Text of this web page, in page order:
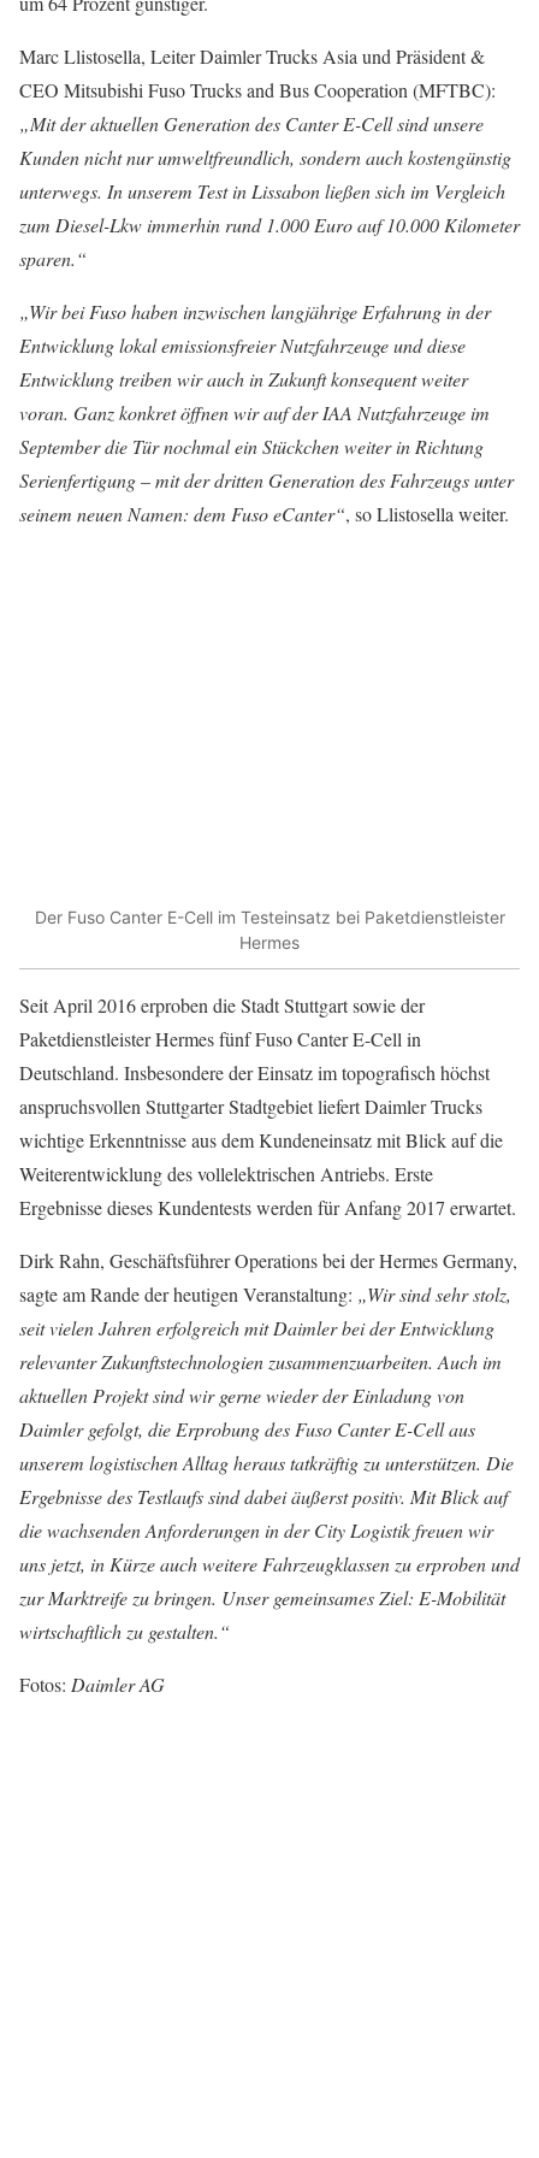
Marc Llistosella, Leiter Daimler Trucks Asia und Präsident &
CEO Mitsubishi Fuso Trucks and Bus Cooperation (MFTBC):
„Mit der aktuellen Generation des Canter E-Cell sind unsere
Kunden nicht nur umweltfreundlich, sondern auch kostengünstig
unterwegs. In unserem Test in Lissabon ließen sich im Vergleich
zum Diesel-Lkw immerhin rund 1.000 Euro auf 10.000 Kilometer
sparen.“
„Wir bei Fuso haben inzwischen langjährige Erfahrung in der
Entwicklung lokal emissionsfreier Nutzfahrzeuge und diese
Entwicklung treiben wir auch in Zukunft konsequent weiter
voran. Ganz konkret öffnen wir auf der IAA Nutzfahrzeuge im
September die Tür nochmal ein Stückchen weiter in Richtung
Serienfertigung – mit der dritten Generation des Fahrzeugs unter
seinem neuen Namen: dem Fuso eCanter“, so Llistosella weiter.
Der Fuso Canter E-Cell im Testeinsatz bei Paketdienstleister
Hermes
Seit April 2016 erproben die Stadt Stuttgart sowie der
Paketdienstleister Hermes fünf Fuso Canter E-Cell in
Deutschland. Insbesondere der Einsatz im topografisch höchst
anspruchsvollen Stuttgarter Stadtgebiet liefert Daimler Trucks
wichtige Erkenntnisse aus dem Kundeneinsatz mit Blick auf die
Weiterentwicklung des vollelektrischen Antriebs. Erste
Ergebnisse dieses Kundentests werden für Anfang 2017 erwartet.
Dirk Rahn, Geschäftsführer Operations bei der Hermes Germany,
sagte am Rande der heutigen Veranstaltung: „Wir sind sehr stolz,
seit vielen Jahren erfolgreich mit Daimler bei der Entwicklung
relevanter Zukunftstechnologien zusammenzuarbeiten. Auch im
aktuellen Projekt sind wir gerne wieder der Einladung von
Daimler gefolgt, die Erprobung des Fuso Canter E-Cell aus
unserem logistischen Alltag heraus tatkräftig zu unterstützen. Die
Ergebnisse des Testlaufs sind dabei äußerst positiv. Mit Blick auf
die wachsenden Anforderungen in der City Logistik freuen wir
uns jetzt, in Kürze auch weitere Fahrzeugklassen zu erproben und
zur Marktreife zu bringen. Unser gemeinsames Ziel: E-Mobilität
wirtschaftlich zu gestalten.“
Fotos: Daimler AG